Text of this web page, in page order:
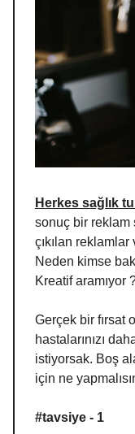
Herkes sağlık
sonuç bir reklam
çıkılan
Neden kimse
Kreatif aramıyor
Gerçek bir fırsat
hastalarınızı
istiyorsak. Boş
için ne
#tavsiye - 1